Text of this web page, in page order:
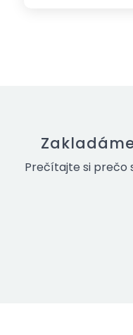
Prečítajte si prečo